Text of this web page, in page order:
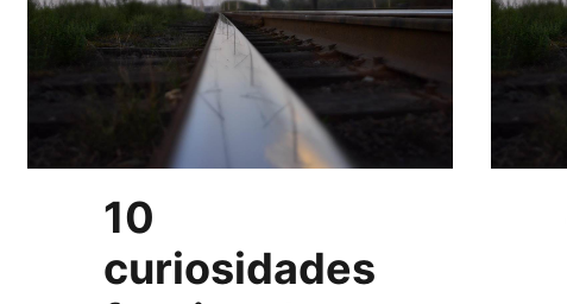
10
curiosidades